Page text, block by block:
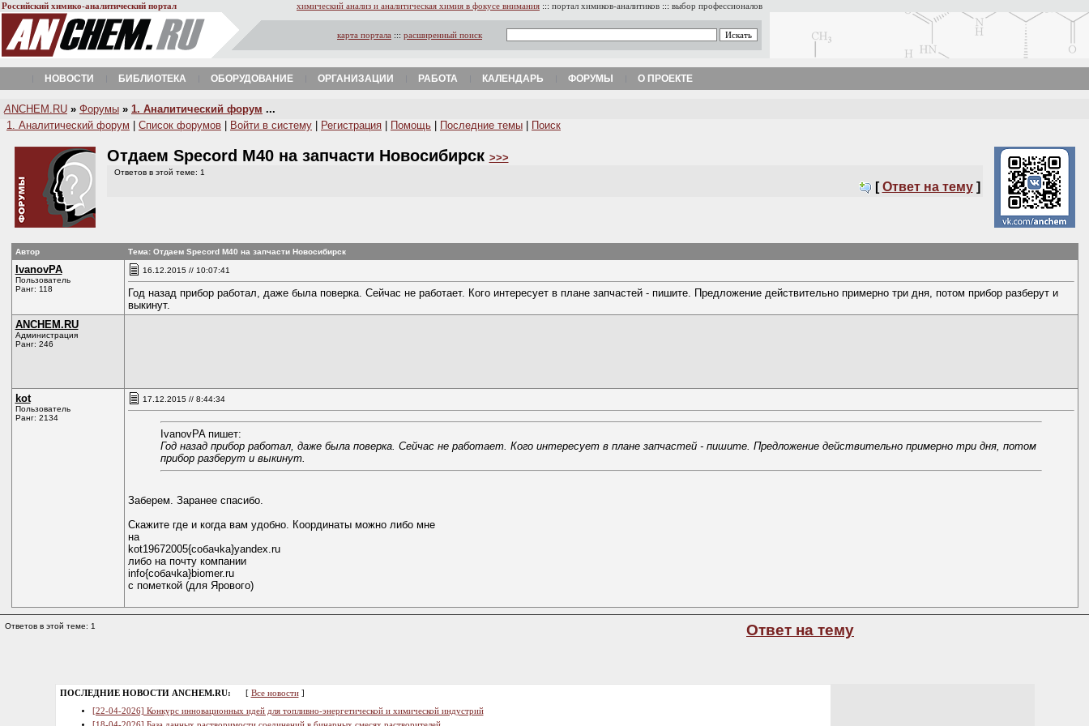
Российский химико-аналитический портал химический анализ и аналитическая химия в фокусе внимания ::: портал химиков-аналитиков ::: выбор профессионалов
карта портала ::: расширенный поиск
НОВОСТИ БИБЛИОТЕКА ОБОРУДОВАНИЕ ОРГАНИЗАЦИИ РАБОТА КАЛЕНДАРЬ ФОРУМЫ О ПРОЕКТЕ
A NCHEM.RU » Форумы » 1. Аналитический форум ...
1. Аналитический форум
Список форумов Войти в систему Регистрация Помощь Последние темы Поиск
Отдаем Specord M40 на запчасти Новосибирск >>>
Ответов в этой теме: 1
[ Ответ на тему ]
Автор Тема: Отдаем Specord M40 на запчасти Новосибирск
IvanovPA
Пользователь
Ранг: 118
16.12.2015 // 10:07:41
Год назад прибор работал, даже была поверка. Сейчас не работает. Кого интересует в плане запчастей - пишите. Предложение действительно примерно три дня, потом прибор разберут и
выкинут.
ANCHEM.RU
Администрация
Ранг: 246
kot
Пользователь
Ранг: 2134
17.12.2015 // 8:44:34
IvanovPA пишет:
Год назад прибор работал, даже была поверка. Сейчас не работает. Кого интересует в плане запчастей - пишите. Предложение действительно примерно три дня, потом
прибор разберут и выкинут.
Заберем. Заранее спасибо.
Скажите где и когда вам удобно. Координаты можно либо мне
на
kot19672005{coбaчkа}yandex.ru
либо на почту компании
info{coбaчkа}biomer.ru
с пометкой (для Ярового)
Ответов в этой теме: 1 Ответ на тему
ПОСЛЕДНИЕ НОВОСТИ ANCHEM.RU: [ Все новости]
[22-04-2026] Конкурс инновационных идей для топливно-энергетической и химической индустрий